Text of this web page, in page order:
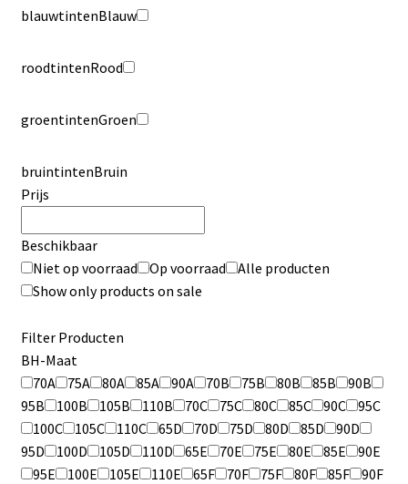
blauwtintenBlauw
roodtintenRood
groentintenGroen
bruintintenBruin
Prijs
Beschikbaar
Niet op voorraad
Op voorraad
Alle producten
Show only products on sale
Filter Producten
BH-Maat
70A
75A 80A 85A 90A 70B 75B 80B 85B
90B
95B
100B 105B 110B 70C 75C 80C 85C 90C
95C
100C
105C 110C 65D 70D 75D 80D 85D
90D
95D
100D 105D 110D 65E 70E 75E 80E 85E
90E
95E
100E 105E 110E 65F 70F 75F 80F 85F 90F